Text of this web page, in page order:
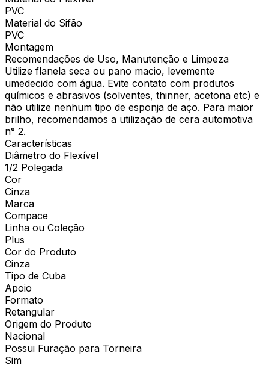
PVC
Material do Sifão
PVC
Montagem
Recomendações de Uso, Manutenção e Limpeza
Utilize flanela seca ou pano macio, levemente
umedecido com água. Evite contato com produtos
químicos e abrasivos (solventes, thinner, acetona etc) e
não utilize nenhum tipo de esponja de aço. Para maior
brilho, recomendamos a utilização de cera automotiva
n° 2.
Características
Diâmetro do Flexível
1/2 Polegada
Cor
Cinza
Marca
Compace
Linha ou Coleção
Plus
Cor do Produto
Cinza
Tipo de Cuba
Apoio
Formato
Retangular
Origem do Produto
Nacional
Possui Furação para Torneira
Sim